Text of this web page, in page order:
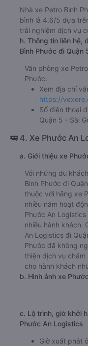
Nhà xe Petro Bình
bình là 4.6/5 dựa
trải nghiệm dịch vụ
h. Thông tin liên hệ,
Bình Phước đi Quận
Văn phòng xe
Phước:
Xem địa chỉ
https://
Số điện thoại
Quận 5 - Sài
🚌 4. Xe Phước An
a. Giới thiệu xe
Với những du
Bình Phước đi
thuộc với hãng xe
nhiều năm hoạt
Phước An
nhiều hành khách.
An Logistics đi
Phước đã không
thiện dịch vụ chăm
cho hành khách
b. Hình ảnh xe
c. Lộ trình, giờ khởi
Phước An Logistics
Giờ xuất phát